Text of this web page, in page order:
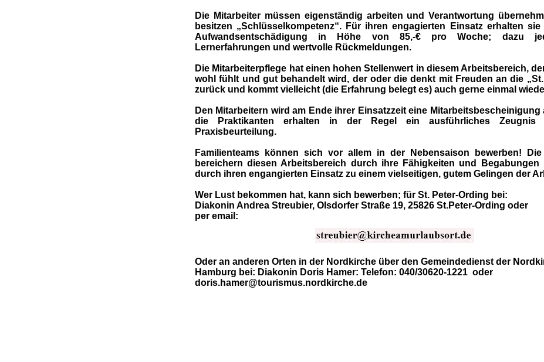
Die Mitarbeiter müssen eigenständig arbeiten und Verantwortung
besitzen „Schlüsselkompetenz“. Für ihren engagierten Einsatz erhalten
Aufwandsentschädigung in Höhe von 85,-€ pro Woche; dazu
Lernerfahrungen und wertvolle Rückmeldungen.
Die Mitarbeiterpflege hat einen hohen Stellenwert in diesem Arbeitsbereich,
wohl fühlt und gut behandelt wird, der oder die denkt mit Freuden an die „St.
zurück und kommt vielleicht (die Erfahrung belegt es) auch gerne einmal
Den Mitarbeitern wird am Ende ihrer Einsatzzeit eine Mitarbeitsbescheinigung
die Praktikanten erhalten in der Regel ein ausführliches Zeugnis
Praxisbeurteilung.
Familienteams können sich vor allem in der Nebensaison bewerben! Die
bereichern diesen Arbeitsbereich durch ihre Fähigkeiten und Begabungen
durch ihren engangierten Einsatz zu einem vielseitigen, gutem Gelingen der
Wer Lust bekommen hat, kann sich bewerben; für St. Peter-Ording bei:
Diakonin Andrea Streubier, Olsdorfer Straße 19, 25826 St.Peter-Ording oder
per email:
Oder an anderen Orten in der Nordkirche über den Gemeindedienst der
Hamburg bei: Diakonin Doris Hamer: Telefon: 040/30620-1221 oder
doris.hamer@tourismus.nordkirche.de